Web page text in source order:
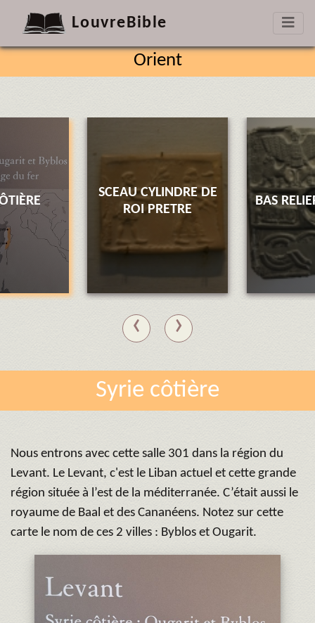
LouvreBible
Orient
SCEAU CYLINDRE DE
ROI PRETRE
BAS
‹ ›
Syrie côtière
Nous entrons avec cette salle 301 dans la région du
Levant. Le Levant, c'est le Liban actuel et cette grande
région située à l’est de la méditerranée. C’était aussi le
royaume de Baal et des Cananéens. Notez sur cette
carte le nom de ces 2 villes : Byblos et Ougarit.